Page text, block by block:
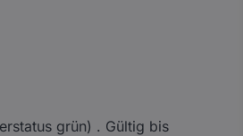
grün) . Gültig bis